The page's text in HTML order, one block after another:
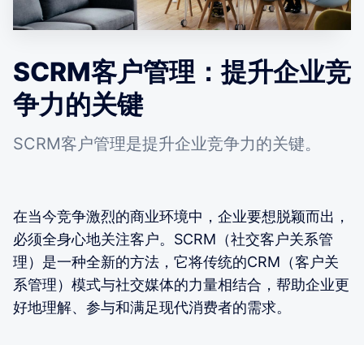
SCRM客户管理：提升企业竞
争力的关键
SCRM客户管理是提升企业竞争力的关键。
在当今竞争激烈的商业环境中，企业要想脱颖而出，
必须全身心地关注客户。SCRM（社交客户关系管
理）是一种全新的方法，它将传统的CRM（客户关
系管理）模式与社交媒体的力量相结合，帮助企业更
好地理解、参与和满足现代消费者的需求。